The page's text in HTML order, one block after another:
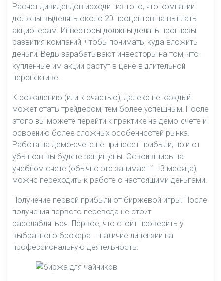
Расчет дивидендов исходит из того, что компании
должны выделять около 20 процентов на выплаты
акционерам. Инвесторы должны делать прогнозы
развития компаний, чтобы понимать, куда вложить
деньги. Ведь зарабатывают инвесторы на том, что
купленные им акции растут в цене в длительной
перспективе.
К сожалению (или к счастью), далеко не каждый
может стать трейдером, тем более успешным. После
этого вы можете перейти к практике на демо-счете и
освоению более сложных особенностей рынка.
Работа на демо-счете не принесет прибыли, но и от
убытков вы будете защищены. Освоившись на
учебном счете (обычно это занимает 1–3 месяца),
можно переходить к работе с настоящими деньгами.
Получение первой прибыли от биржевой игры. После
получения первого перевода не стоит
расслабляться. Первое, что стоит проверить у
выбранного брокера – наличие лицензии на
профессиональную деятельность.